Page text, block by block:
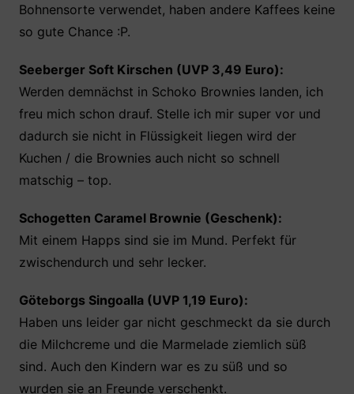
Bohnensorte verwendet, haben andere Kaffees keine
so gute Chance :P.
Seeberger Soft Kirschen (UVP 3,49 Euro):
Werden demnächst in Schoko Brownies landen, ich
freu mich schon drauf. Stelle ich mir super vor und
dadurch sie nicht in Flüssigkeit liegen wird der
Kuchen / die Brownies auch nicht so schnell
matschig – top.
Schogetten Caramel Brownie (Geschenk):
Mit einem Happs sind sie im Mund. Perfekt für
zwischendurch und sehr lecker.
Göteborgs Singoalla (UVP 1,19 Euro):
Haben uns leider gar nicht geschmeckt da sie durch
die Milchcreme und die Marmelade ziemlich süß
sind. Auch den Kindern war es zu süß und so
wurden sie an Freunde verschenkt.